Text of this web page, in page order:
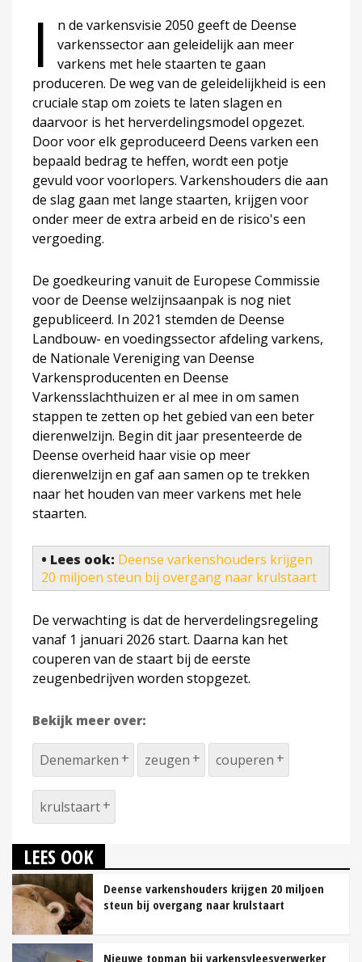
I
n de varkensvisie 2050 geeft de Deense
varkenssector aan geleidelijk aan meer
varkens met hele staarten te gaan
produceren. De weg van de geleidelijkheid is een
cruciale stap om zoiets te laten slagen en
daarvoor is het herverdelingsmodel opgezet.
Door voor elk geproduceerd Deens varken een
bepaald bedrag te heffen, wordt een potje
gevuld voor voorlopers. Varkenshouders die aan
de slag gaan met lange staarten, krijgen voor
onder meer de extra arbeid en de risico's een
vergoeding.
De goedkeuring vanuit de Europese Commissie
voor de Deense welzijnsaanpak is nog niet
gepubliceerd. In 2021 stemden de Deense
Landbouw- en voedingssector afdeling varkens,
de Nationale Vereniging van Deense
Varkensproducenten en Deense
Varkensslachthuizen er al mee in om samen
stappen te zetten op het gebied van een beter
dierenwelzijn. Begin dit jaar presenteerde de
Deense overheid haar visie op meer
dierenwelzijn en gaf aan samen op te trekken
naar het houden van meer varkens met hele
staarten.
• Lees ook: Deense varkenshouders krijgen
20 miljoen steun bij overgang naar krulstaart
De verwachting is dat de herverdelingsregeling
vanaf 1 januari 2026 start. Daarna kan het
couperen van de staart bij de eerste
zeugenbedrijven worden stopgezet.
Bekijk meer over:
Denemarken zeugen couperen
krulstaart
LEES OOK
Deense varkenshouders krijgen 20 miljoen
steun bij overgang naar krulstaart
Nieuwe topman bij varkensvleesverwerker